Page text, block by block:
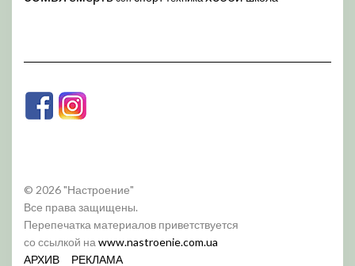
© 2026 "Настроение"
Все права защищены.
Перепечатка материалов приветствуется
со ссылкой на www.nastroenie.com.ua
АРХИВ
РЕКЛАМА